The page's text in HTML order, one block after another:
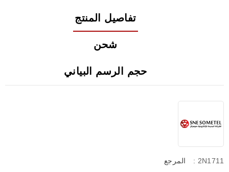
تفاصيل المنتج
شحن
حجم الرسم البياني
المرجع : 2N1711